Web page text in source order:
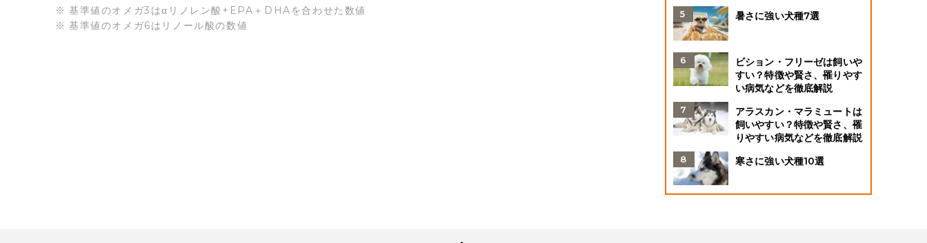
基準値のオメガ3はαリノレン酸+EPA＋DHAを合わせた数値
基準値のオメガ6はリノール酸の数値
暑さに強い犬種7選
ビション・フリーゼは飼いや
すい？特徴や賢さ、罹りやす
い病気などを徹底解説
アラスカン・マラミュートは
飼いやすい？特徴や賢さ、罹
りやすい病気などを徹底解説
寒さに強い犬種10選